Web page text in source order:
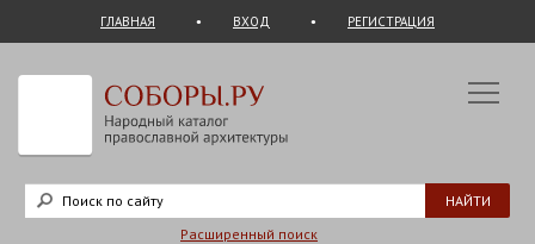
ГЛАВНАЯ ВХОД РЕГИСТРАЦИЯ
Расширенный поиск